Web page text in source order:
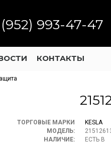
993-47-47
КОНТАКТЫ
ТОРГОВЫЕ МАРКИ
KESLA
МОДЕЛЬ:
НАЛИЧИЕ:
ЕСТЬ В